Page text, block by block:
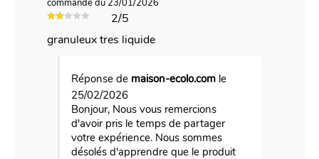
commande du 23/01/2026
2/5
granuleux tres liquide
Réponse de maison-ecolo.com le
25/02/2026
Bonjour, Nous vous remercions
d'avoir pris le temps de partager
votre expérience. Nous sommes
désolés d'apprendre que le produit